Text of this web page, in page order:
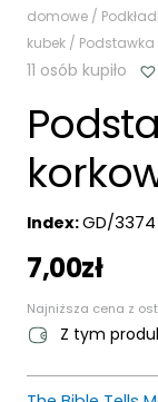
domowe /
kubek / Podstawka
11 osób kupiło
Index:GD/3374
7,00zł
Najniższa cena z
Z tym